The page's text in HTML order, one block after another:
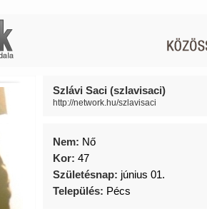
Szlávi Saci (szlavisaci)
http://network.hu/szlavisaci
Nem: Nő
Kor: 47
Születésnap: június 01.
Település: Pécs